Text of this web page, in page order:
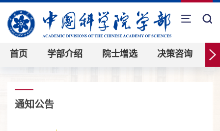
首页 学部介绍 院士增选 决策咨询
通知公告